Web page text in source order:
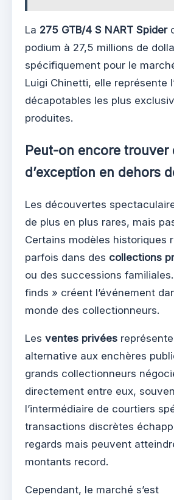
La 275 GTB/4 S NART Spider
podium à 27,5 millions de
spécifiquement pour le
Luigi Chinetti, elle représente
décapotables les plus
produites.
Peut-on encore trouver
d’exception en dehors
Les découvertes
de plus en plus rares, mais
Certains modèles historiques
parfois dans des collections
ou des successions
finds » créent l’événement
monde des collectionneurs.
Les ventes privées
alternative aux enchères
grands collectionneurs
directement entre eux,
l’intermédiaire de courtiers
transactions discrètes
regards mais peuvent
montants record.
Cependant, le marché s’est